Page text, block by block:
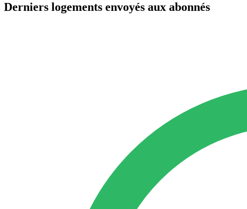
Derniers logements envoyés aux abonnés